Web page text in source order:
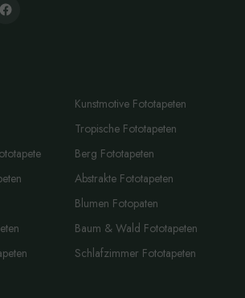
Kunstmotive Fototapeten
Tropische Fototapeten
Berg Fototapeten
Abstrakte Fototapeten
Blumen Fotopaten
Baum & Wald Fototapeten
Schlafzimmer Fototapeten